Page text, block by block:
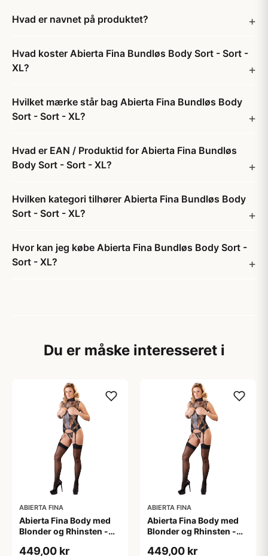
Hvad er navnet på produktet?
Hvad koster Abierta Fina Bundløs Body Sort - Sort -
XL?
Hvilket mærke står bag Abierta Fina Bundløs Body
Sort - Sort - XL?
Hvad er EAN / Produktid for Abierta Fina Bundløs
Body Sort - Sort - XL?
Hvilken kategori tilhører Abierta Fina Bundløs Body
Sort - Sort - XL?
Hvor kan jeg købe Abierta Fina Bundløs Body Sort -
Sort - XL?
Du er måske interesseret i
ABIERTA FINA
Abierta Fina Body med
Blonder og Rhinsten -
449,00 kr
ABIERTA FINA
Abierta Fina Body med
Blonder og Rhinsten -
449,00 kr